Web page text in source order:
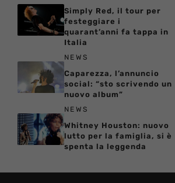
Simply Red, il tour per
festeggiare i
quarant’anni fa tappa in
Italia
NEWS
Caparezza, l’annuncio
social: “sto scrivendo un
nuovo album”
NEWS
Whitney Houston: nuovo
lutto per la famiglia, si è
spenta la leggenda